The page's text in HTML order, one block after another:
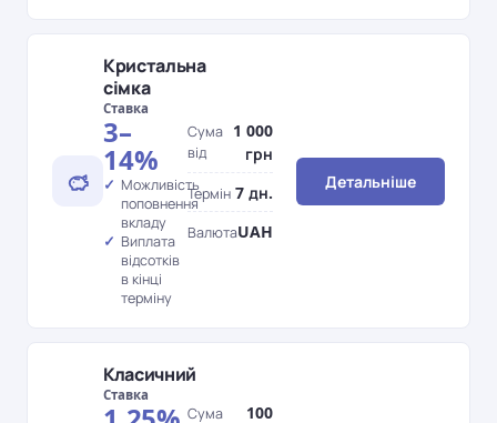
Кристальна
сімка
Ставка
3–
14%
Можливість
поповнення
вкладу
Виплата
відсотків
в кінці
терміну
Сума
від
1 000
грн
Термін 7 дн.
ВалютаUAH
Детальніше
Класичний
Ставка
Сума
100